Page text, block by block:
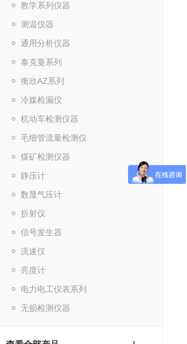
教学系列仪器
测温仪器
通用分析仪器
泰克曼系列
衡欣AZ系列
冷媒检漏仪
机动车检测仪器
毛细管流量检测仪
煤矿检测仪器
静压计
数显气压计
折射仪
信号发生器
流速仪
亮度计
电力电工仪表系列
无损检测仪器